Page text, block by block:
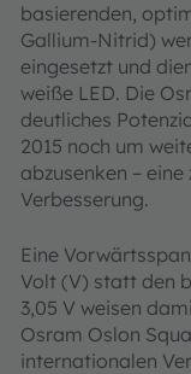
basierenden,
Gallium-Nitrid)
eingesetzt und
weiße LED. Die
deutliches
2015 noch um
abzusenken –
Verbesserung.
Eine
Volt (V) statt den
3,05 V weisen
Osram Oslon
internationalen